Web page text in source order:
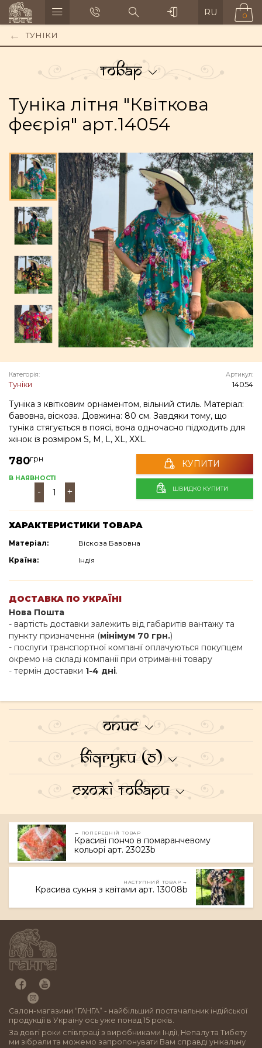
RU 0
ТУНІКИ
Товар
Туніка літня "Квіткова
феєрія" арт.14054
Категорія:
Туніки
Артикул:
14054
Туніка з квітковим орнаментом, вільний стиль. Матеріал:
бавовна, віскоза. Довжина: 80 см. Завдяки тому, що
туніка стягується в поясі, вона одночасно підходить для
жінок із розміром S, M, L, XL, XXL.
780грн
В НАЯВНОСТІ
- +
КУПИТИ
ШВИДКО КУПИТИ
ХАРАКТЕРИСТИКИ ТОВАРА
Матеріал: Віскоза Бавовна
Країна:
Індія
ДОСТАВКА ПО УКРАЇНІ
Нова Пошта
- вартість доставки залежить від габаритів вантажу та
пункту призначення (мінімум 70 грн.)
- послуги транспортної компанії оплачуються покупцем
окремо на складі компанії при отриманні товару
- термін доставки 1-4 дні.
Опис
Відгуки (0)
Схожі товари
← ПОПЕРЕДНІЙ ТОВАР
Красиві пончо в помаранчевому
кольорі арт. 23023b
НАСТУПНИЙ ТОВАР →
Красива сукня з квітами арт. 13008b
Салон-магазини “ГАНГА” - найбільший постачальник індійської
продукції в Україну ось уже понад 15 років.
За довгі роки співпраці з виробниками Індії, Непалу та Тибету
ми зібрали та можемо запропонувати Вам справді унікальну